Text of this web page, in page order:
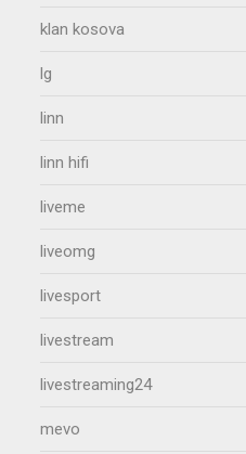
klan kosova
lg
linn
linn hifi
liveme
liveomg
livesport
livestream
livestreaming24
mevo